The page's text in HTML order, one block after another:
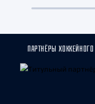
ПАРТНЁРЫ